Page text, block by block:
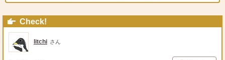
Check!
litchi さん